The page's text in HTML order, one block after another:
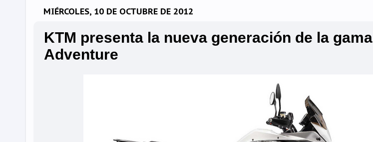
MIÉRCOLES, 10 DE OCTUBRE DE 2012
KTM presenta la nueva generación de la gama
Adventure